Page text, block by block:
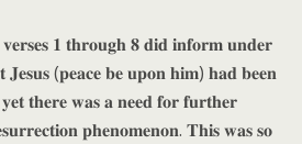
𝟏 𝐭𝐡𝐫𝐨𝐮𝐠𝐡 𝟖 𝐝𝐢𝐝 𝐢𝐧𝐟𝐨𝐫𝐦 𝐮𝐧𝐝𝐞𝐫
𝐉𝐞𝐬𝐮𝐬 (𝐩𝐞𝐚𝐜𝐞 𝐛𝐞 𝐮𝐩𝐨𝐧 𝐡𝐢𝐦) 𝐡𝐚𝐝 𝐛𝐞𝐞𝐧
𝐭𝐡𝐞𝐫𝐞 𝐰𝐚𝐬 𝐚 𝐧𝐞𝐞𝐝 𝐟𝐨𝐫 𝐟𝐮𝐫𝐭𝐡𝐞𝐫
𝐩𝐡𝐞𝐧𝐨𝐦𝐞𝐧𝐨𝐧. 𝐓𝐡𝐢𝐬 𝐰𝐚𝐬 𝐬𝐨